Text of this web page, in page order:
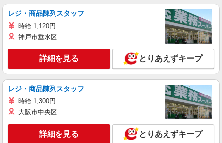
レジ・商品陳列スタッフ
時給 1,120円
神戸市垂水区
詳細を見る とりあえずキープ
レジ・商品陳列スタッフ
時給 1,300円
大阪市中央区
詳細を見る とりあえずキープ